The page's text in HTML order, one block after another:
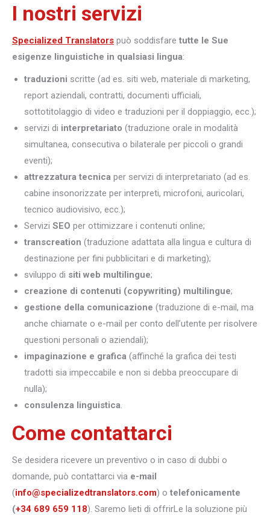
I nostri servizi
Specialized Translators può soddisfare tutte le Sue
esigenze linguistiche in qualsiasi lingua:
traduzioni scritte (ad es. siti web, materiale di marketing,
report aziendali, contratti, documenti ufficiali,
sottotitolaggio di video e traduzioni per il doppiaggio, ecc.);
servizi di interpretariato (traduzione orale in modalità
simultanea, consecutiva o bilaterale per piccoli o grandi
eventi);
attrezzatura tecnica per servizi di interpretariato (ad es.
cabine insonorizzate per interpreti, microfoni, auricolari,
tecnico audiovisivo, ecc.);
Servizi SEO per ottimizzare i contenuti online;
transcreation (traduzione adattata alla lingua e cultura di
destinazione per fini pubblicitari e di marketing);
sviluppo di siti web multilingue;
creazione di contenuti (copywriting) multilingue;
gestione della comunicazione (traduzione di e-mail, ma
anche chiamate o e-mail per conto dell’utente per risolvere
questioni personali o aziendali);
impaginazione e grafica (affinché la grafica dei testi
tradotti sia impeccabile e non si debba preoccupare di
nulla);
consulenza linguistica.
Come contattarci
Se desidera ricevere un preventivo o in caso di dubbi o
domande, può contattarci via e-mail
(info@specializedtranslators.com) o telefonicamente
(+34 689 659 118). Saremo lieti di offrirLe la soluzione più